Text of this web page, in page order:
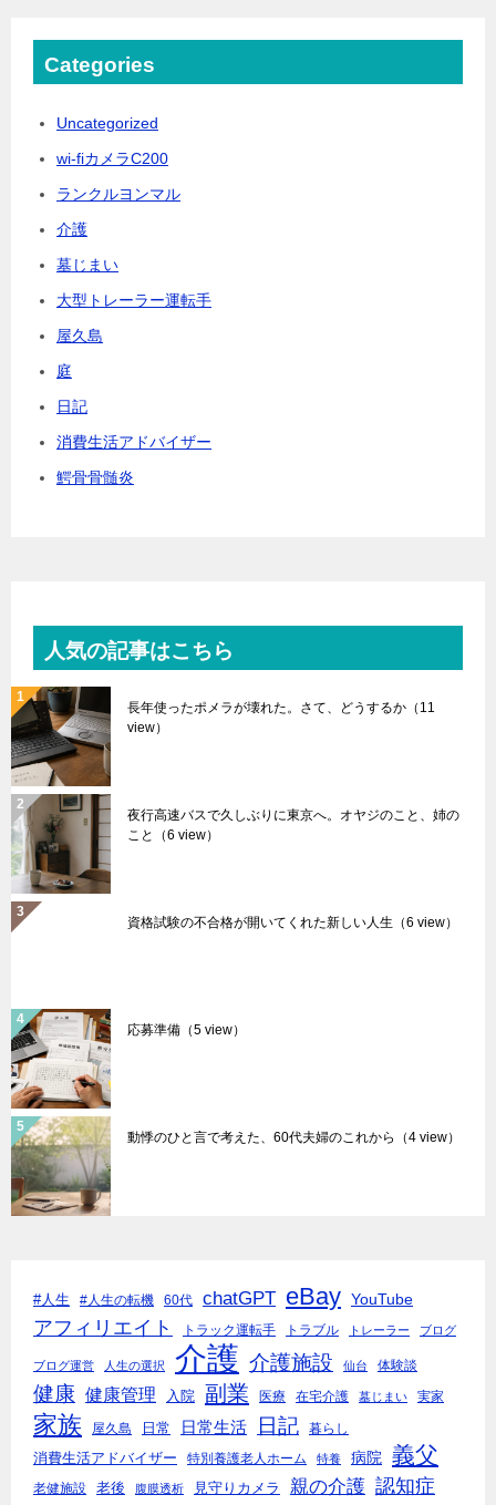
Categories
Uncategorized
wi-fiカメラC200
ランクルヨンマル
介護
墓じまい
大型トレーラー運転手
屋久島
庭
日記
消費生活アドバイザー
鰐骨骨髄炎
人気の記事はこちら
長年使ったポメラが壊れた。さて、どうするか （11
view）
夜行高速バスで久しぶりに東京へ。オヤジのこと、姉の
こと
（6 view）
資格試験の不合格が開いてくれた新しい人生 （6 view）
応募準備 （5 view）
動悸のひと言で考えた、60代夫婦のこれから （4 view）
#人生 #人生の転機 60代 chatGPT eBay YouTube
アフィリエイト トラック運転手 トラブル トレーラー ブログ
ブログ運営 人生の選択 介護 介護施設 仙台 体験談
健康 健康管理 入院 副業 医療 在宅介護 墓じまい 実家
家族 屋久島 日常 日常生活 日記 暮らし
消費生活アドバイザー 特別養護老人ホーム 特養 病院 義父
老健施設 老後 腹膜透析 見守りカメラ 親の介護 認知症